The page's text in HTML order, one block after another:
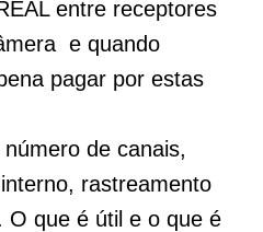
entre receptores
e quando
pagar por estas
de canais,
rastreamento
O que é útil e o que é